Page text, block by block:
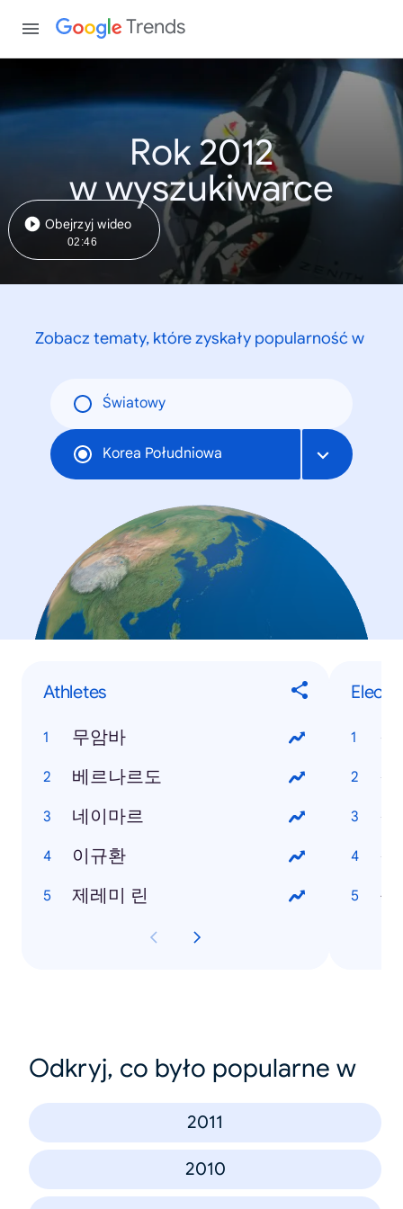
Trends
Rok 2012
w wyszukiwarce
Obejrzyj wideo
02:46
Zobacz tematy, które zyskały popularność w
Światowy
Korea Południowa
Athletes
무암바
베르나르도
네이마르
이규환
제레미 린
갤
갤
갤
갤
옵
Odkryj, co było popularne w
2011
2010